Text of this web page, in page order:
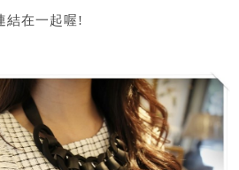
結在一起喔!